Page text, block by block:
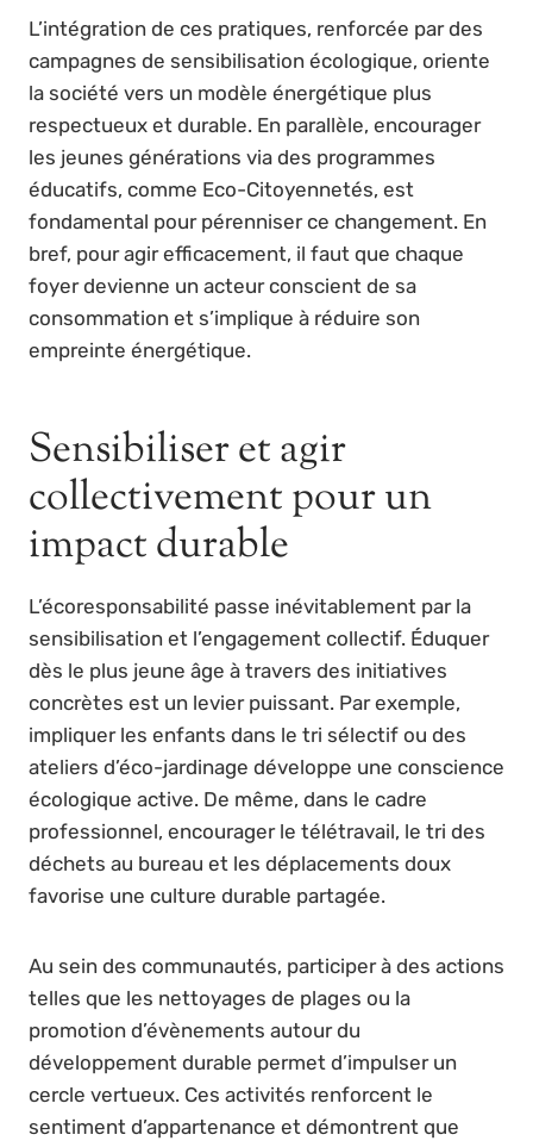
L’intégration de ces pratiques, renforcée par des
campagnes de sensibilisation écologique, oriente
la société vers un modèle énergétique plus
respectueux et durable. En parallèle, encourager
les jeunes générations via des programmes
éducatifs, comme Eco-Citoyennetés, est
fondamental pour pérenniser ce changement. En
bref, pour agir efficacement, il faut que chaque
foyer devienne un acteur conscient de sa
consommation et s’implique à réduire son
empreinte énergétique.
Sensibiliser et agir
collectivement pour un
impact durable
L’écoresponsabilité passe inévitablement par la
sensibilisation et l’engagement collectif. Éduquer
dès le plus jeune âge à travers des initiatives
concrètes est un levier puissant. Par exemple,
impliquer les enfants dans le tri sélectif ou des
ateliers d’éco-jardinage développe une conscience
écologique active. De même, dans le cadre
professionnel, encourager le télétravail, le tri des
déchets au bureau et les déplacements doux
favorise une culture durable partagée.
Au sein des communautés, participer à des actions
telles que les nettoyages de plages ou la
promotion d’évènements autour du
développement durable permet d’impulser un
cercle vertueux. Ces activités renforcent le
sentiment d’appartenance et démontrent que